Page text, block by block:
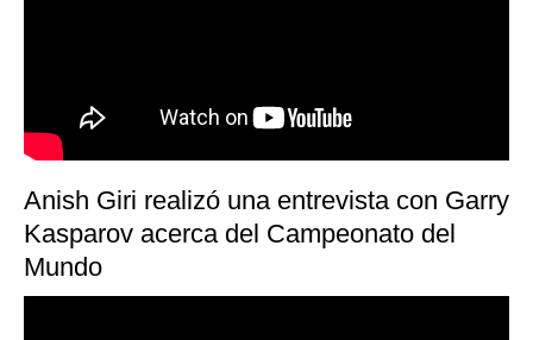
Anish Giri realizó una entrevista con Garry
Kasparov acerca del Campeonato del
Mundo